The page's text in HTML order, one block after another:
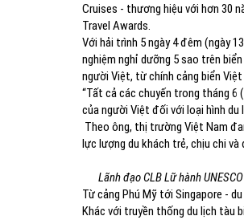
Cruises - thương hiệu với hơn 30
Travel Awards.
Với hải trình 5 ngày 4 đêm (ngày
nghiệm nghỉ dưỡng 5 sao trên
người Việt, từ chính cảng biển Việt
“Tất cả các chuyến trong tháng 6
của người Việt đối với loại hình du
Theo ông, thị trường Việt Nam
lực lượng du khách trẻ, chịu chi
Lãnh đạo CLB Lữ hành
Từ cảng Phú Mỹ tới Singapore -
Khác với truyền thống du lịch tàu